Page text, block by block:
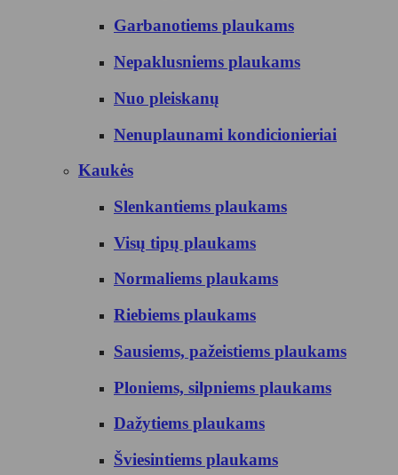
Garbanotiems plaukams
Nepaklusniems plaukams
Nuo pleiskanų
Nenuplaunami kondicionieriai
Kaukės
Slenkantiems plaukams
Visų tipų plaukams
Normaliems plaukams
Riebiems plaukams
Sausiems, pažeistiems plaukams
Ploniems, silpniems plaukams
Dažytiems plaukams
Šviesintiems plaukams